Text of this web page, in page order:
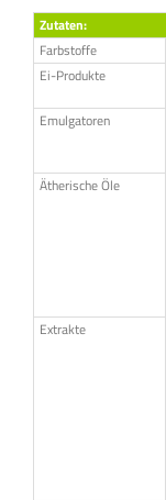
Zutaten:
Farbstoffe
Ei-Produkte
Emulgatoren
Ätherische Öle
Extrakte